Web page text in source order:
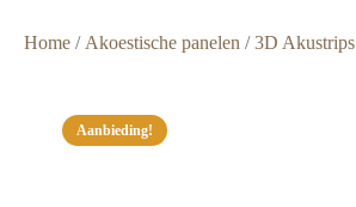
Home / Akoestische panelen /3D Akustrips
Aanbieding!